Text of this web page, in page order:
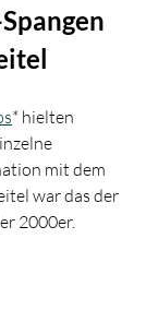
* hielten
mit dem
war das der
2000er.